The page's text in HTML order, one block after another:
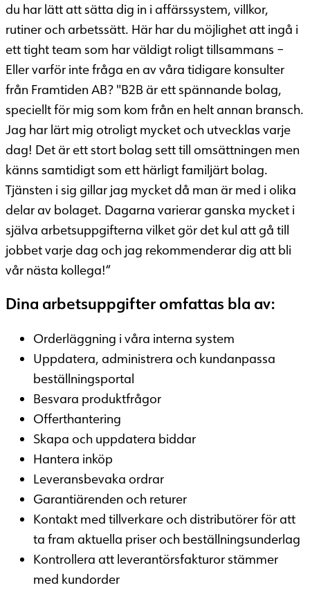
du har lätt att sätta dig in i affärssystem, villkor,
rutiner och arbetssätt. Här har du möjlighet att ingå i
ett tight team som har väldigt roligt tillsammans –
Eller varför inte fråga en av våra tidigare konsulter
från Framtiden AB? "B2B är ett spännande bolag,
speciellt för mig som kom från en helt annan bransch.
Jag har lärt mig otroligt mycket och utvecklas varje
dag! Det är ett stort bolag sett till omsättningen men
känns samtidigt som ett härligt familjärt bolag.
Tjänsten i sig gillar jag mycket då man är med i olika
delar av bolaget. Dagarna varierar ganska mycket i
själva arbetsuppgifterna vilket gör det kul att gå till
jobbet varje dag och jag rekommenderar dig att bli
vår nästa kollega!“
Dina arbetsuppgifter omfattas bla av:
Orderläggning i våra interna system
Uppdatera, administrera och kundanpassa
beställningsportal
Besvara produktfrågor
Offerthantering
Skapa och uppdatera biddar
Hantera inköp
Leveransbevaka ordrar
Garantiärenden och returer
Kontakt med tillverkare och distributörer för att
ta fram aktuella priser och beställningsunderlag
Kontrollera att leverantörsfakturor stämmer
med kundorder